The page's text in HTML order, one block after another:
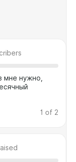
мне нужно,
1 of 2